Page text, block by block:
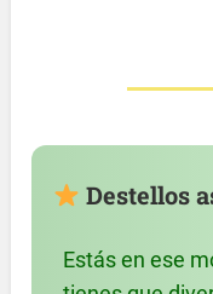
Destellos
Estás en ese